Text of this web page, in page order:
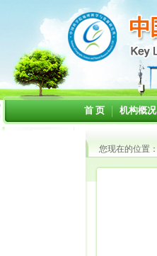
首 页 机构概况
您现在的位置：